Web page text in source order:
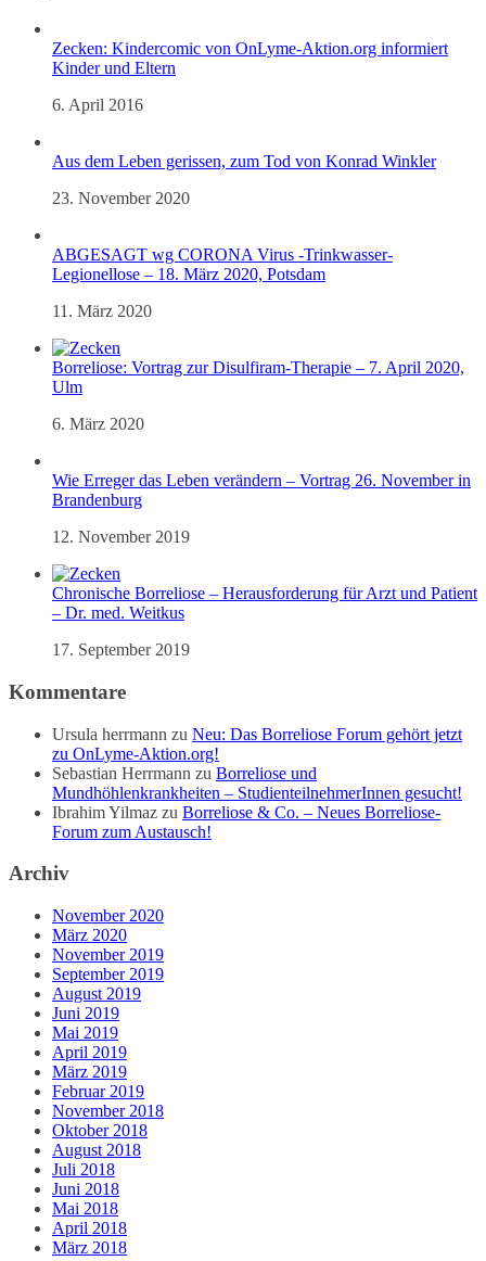
Zecken: Kindercomic von OnLyme-Aktion.org informiert
Kinder und Eltern
6. April 2016
Aus dem Leben gerissen, zum Tod von Konrad Winkler
23. November 2020
ABGESAGT wg CORONA Virus -Trinkwasser-
Legionellose – 18. März 2020, Potsdam
11. März 2020
Borreliose: Vortrag zur Disulfiram-Therapie – 7. April 2020,
Ulm
6. März 2020
Wie Erreger das Leben verändern – Vortrag 26. November in
Brandenburg
12. November 2019
Chronische Borreliose – Herausforderung für Arzt und Patient
– Dr. med. Weitkus
17. September 2019
Kommentare
Ursula herrmann zu Neu: Das Borreliose Forum gehört jetzt
zu OnLyme-Aktion.org!
Sebastian Herrmann zu Borreliose und
Mundhöhlenkrankheiten – StudienteilnehmerInnen gesucht!
Ibrahim Yilmaz zu Borreliose & Co. – Neues Borreliose-
Forum zum Austausch!
Archiv
November 2020
März 2020
November 2019
September 2019
August 2019
Juni 2019
Mai 2019
April 2019
März 2019
Februar 2019
November 2018
Oktober 2018
August 2018
Juli 2018
Juni 2018
Mai 2018
April 2018
März 2018